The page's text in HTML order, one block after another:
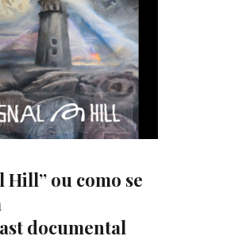
Hill” ou como se
documental